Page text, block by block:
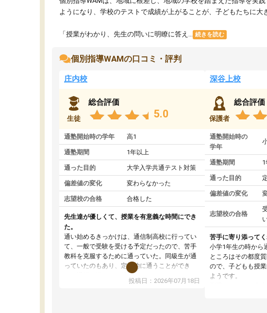
ようになり、学校のテストで成績が上がることが、子どもたちに大
「授業がわかり、先生の問いに明瞭に答え... 続きを読む
個別指導WAMの口コミ・評判
庄内校
生徒
総合評価
5.0
通塾開始時の学年 高1
通塾期間 1年以上
通った目的 大学入学共通テスト対策
偏差値の変化 変わらなかった
志望校の合格 合格した
先生達が優しくて、授業を有意義な時間にでき
た。
通い始めるきっかけは、通信制高校に行ってい
て、一般で受験を受ける予定だったので、苦手
教科を克服するために通っていた。同級生が通
っていたのもあり、定期的に通うことができ
た。講師の皆さんは雑談もさせていただきなが
らも、わかるまで親身に指導してくれていたお
投稿日：2026年07月18日
深谷上校
保護者
総合評価
通塾開始時の
学年
通塾期間
通った目的
偏差値の変化
志望校の合格
苦手に寄り添って
小学1年生の時から
ところはその都度
ので、子どもも授
ようです。
指導してくれる先
初は少し不安もあ